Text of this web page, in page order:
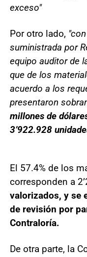
exceso"
Por otro lado,
suministrada por
equipo auditor de
que de los
acuerdo a los
presentaron
millones de
3’922.928
El 57.4% de los
corresponden a
valorizados, y se
de revisión por
Contraloría.
De otra parte, la